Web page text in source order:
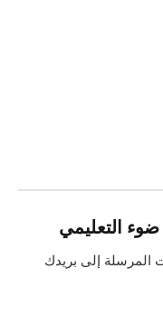
التعليمي
المرسلة إلى بريدك